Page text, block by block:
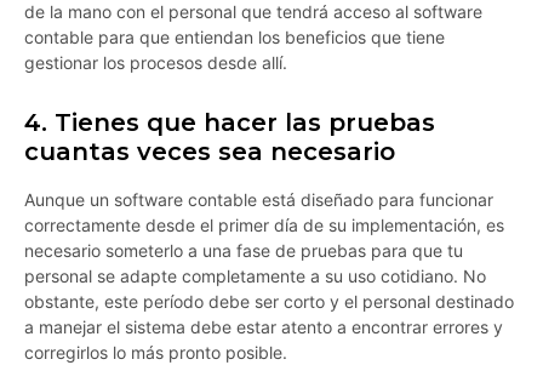
de la mano con el personal que tendrá acceso al software
contable para que entiendan los beneficios que tiene
gestionar los procesos desde allí.
4. Tienes que hacer las pruebas
cuantas veces sea necesario
Aunque un software contable está diseñado para funcionar
correctamente desde el primer día de su implementación, es
necesario someterlo a una fase de pruebas para que tu
personal se adapte completamente a su uso cotidiano. No
obstante, este período debe ser corto y el personal destinado
a manejar el sistema debe estar atento a encontrar errores y
corregirlos lo más pronto posible.